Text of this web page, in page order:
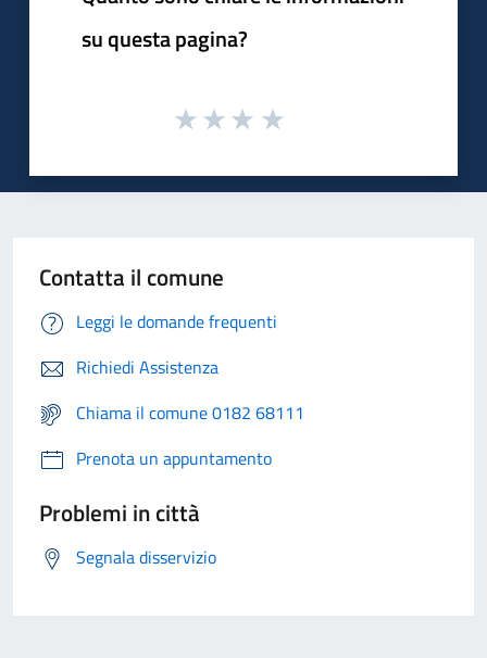
su questa pagina?
Contatta il comune
Leggi le domande frequenti
Richiedi Assistenza
Chiama il comune 0182 68111
Prenota un appuntamento
Problemi in città
Segnala disservizio